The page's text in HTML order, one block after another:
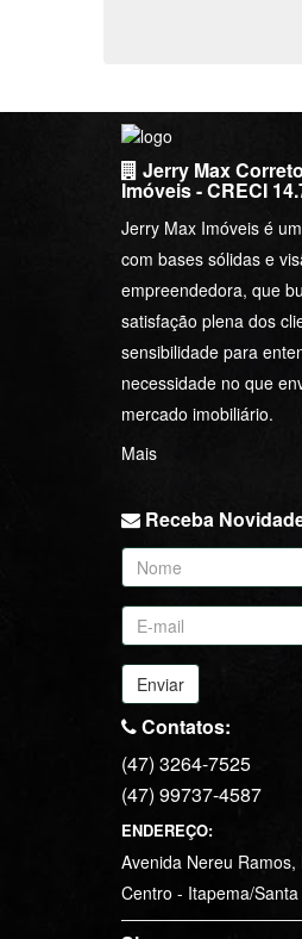
Jerry Max
Imóveis - CRECI
Jerry Max Imóveis é
com bases sólidas e
empreendedora, que
satisfação plena dos
sensibilidade para
necessidade no que
mercado imobiliário.
Mais
Receba
Enviar
Contatos:
(47) 3264-7525
(47) 99737-4587
ENDEREÇO:
Avenida Nereu Ramos,
Centro - Itapema/